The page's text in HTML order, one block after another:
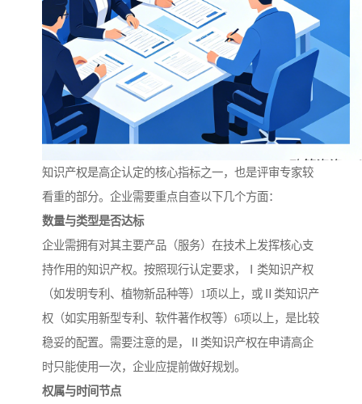
知识产权是高企认定的核心指标之一，也是评审专家较
看重的部分。企业需要重点自查以下几个方面：
数量与类型是否达标
企业需拥有对其主要产品（服务）在技术上发挥核心支
持作用的知识产权。按照现行认定要求，Ⅰ类知识产权
（如发明专利、植物新品种等）1项以上，或Ⅱ类知识产
权（如实用新型专利、软件著作权等）6项以上，是比较
稳妥的配置。需要注意的是，Ⅱ类知识产权在申请高企
时只能使用一次，企业应提前做好规划。
权属与时间节点